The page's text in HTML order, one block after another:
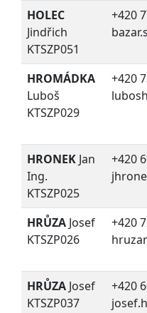
HOLEC
Jindřich
KTSZP051
+420
HROMÁDKA
Luboš
KTSZP029
+420
HRONEK Jan
Ing.
KTSZP025
+420
HRŮZA Josef
KTSZP026
+420
HRŮZA Josef
KTSZP037
+420